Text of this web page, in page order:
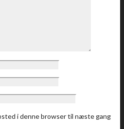
i denne browser til næste gang